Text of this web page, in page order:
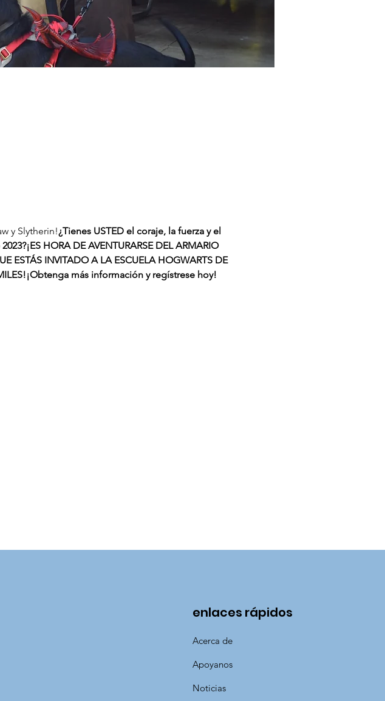
y Slytherin!¿Tienes USTED el coraje, la fuerza y el
¡ES HORA DE AVENTURARSE DEL ARMARIO
ESTÁS INVITADO A LA ESCUELA HOGWARTS DE
¡Obtenga más información y regístrese hoy!
enlaces rápidos
Acerca de
Apoyanos
Noticias